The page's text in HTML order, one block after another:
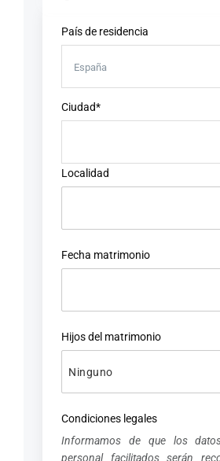
País de residencia
España
Ciudad*
Localidad
Fecha matrimonio
Hijos del matrimonio
Condiciones legales
Informamos de que los
personal facilitados serán